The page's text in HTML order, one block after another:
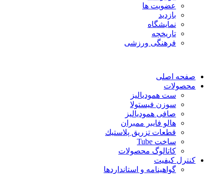
عضویت ها
بازدید
نمایشگاه
تاريخچه
فرهنگی ورزشی
صفحه اصلی
محصولات
ست همودیالیز
سوزن فیستولا
صافی همودیالیز
هالو فایبر ممبران
قطعات تزريق پلاستيك
ساخت Tube
کاتالوگ محصولات
کنترل کیفیت
گواهينامه و استانداردها